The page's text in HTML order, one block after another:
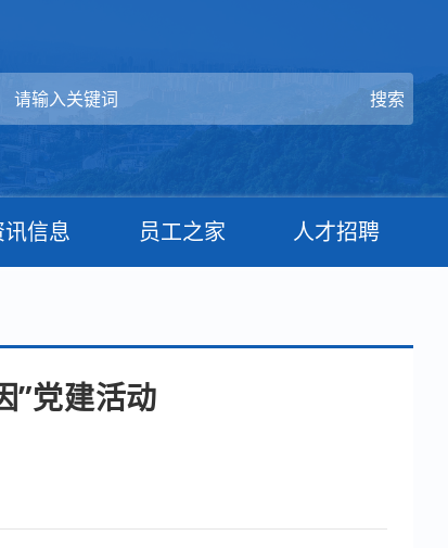
讯信息 员工之家 人才招聘
”党建活动